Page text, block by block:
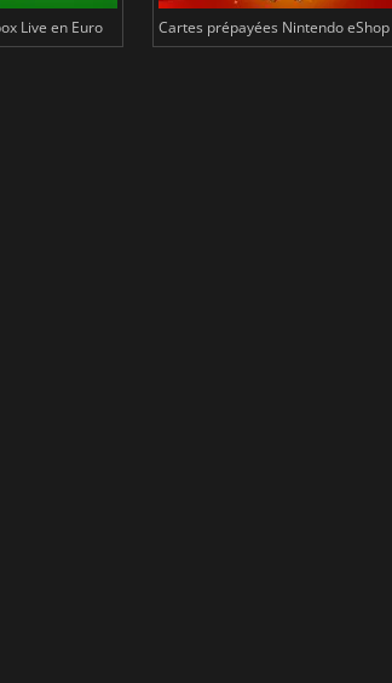
Live en Euro Cartes prépayées Nintendo eShop